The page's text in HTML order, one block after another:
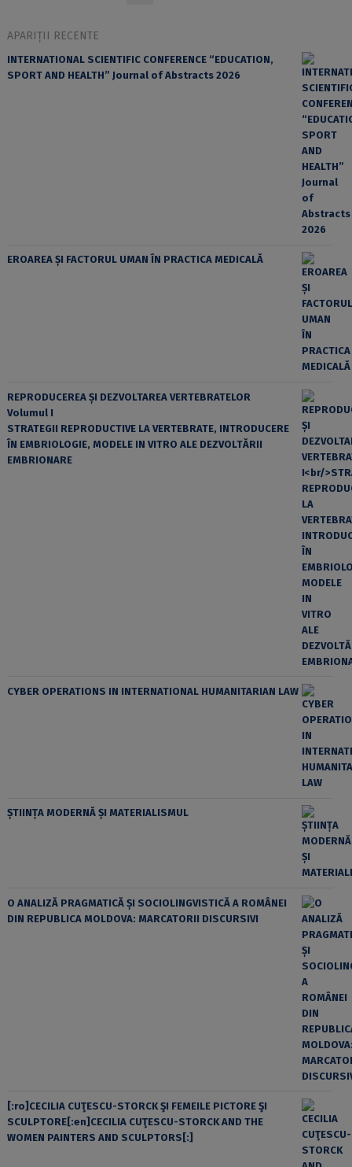
APARIȚII RECENTE
INTERNATIONAL SCIENTIFIC CONFERENCE “EDUCATION,
SPORT AND HEALTH” Journal of Abstracts 2026
EROAREA ȘI FACTORUL UMAN ÎN PRACTICA MEDICALĂ
REPRODUCEREA ȘI DEZVOLTAREA VERTEBRATELOR
Volumul I
STRATEGII REPRODUCTIVE LA VERTEBRATE, INTRODUCERE
ÎN EMBRIOLOGIE, MODELE IN VITRO ALE DEZVOLTĂRII
EMBRIONARE
CYBER OPERATIONS IN INTERNATIONAL HUMANITARIAN LAW
ȘTIINȚA MODERNĂ ȘI MATERIALISMUL
O ANALIZĂ PRAGMATICĂ ȘI SOCIOLINGVISTICĂ A ROMÂNEI
DIN REPUBLICA MOLDOVA: MARCATORII DISCURSIVI
[:ro]CECILIA CUŢESCU-STORCK ŞI FEMEILE PICTORE ŞI
SCULPTORE[:en]CECILIA CUŢESCU-STORCK AND THE
WOMEN PAINTERS AND SCULPTORS[:]